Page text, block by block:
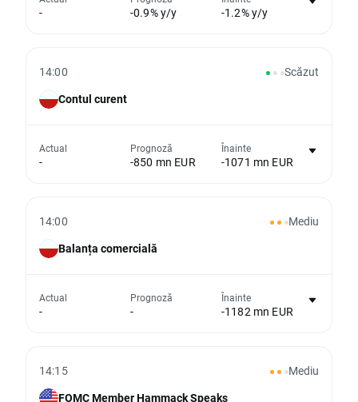
eveniment
- -0.9% y/y -1.2% y/y
Nu există niciun grafic pentru acest
eveniment
14:00
Scăzut
Contul curent
Actual
-
Prognoză
-850 mn EUR
Înainte
-1071 mn EUR
Nu există niciun grafic pentru acest
14:00
Mediu
Balanța comercială
Actual
-
Prognoză
-
Înainte
-1182 mn EUR
14:15
Mediu
FOMC Member Hammack Speaks